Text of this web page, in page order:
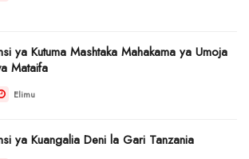
ya Kutuma Mashtaka Mahakama ya Umoja
Mataifa
Elimu
ya Kuangalia Deni la Gari Tanzania